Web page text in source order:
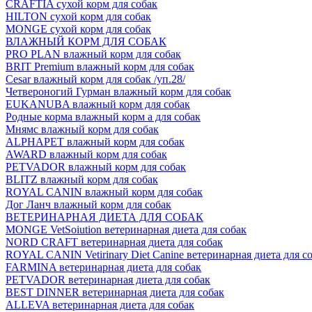
CRAFTIA сухой корм для собак
HILTON сухой корм для собак
MONGE сухой корм для собак
ВЛАЖНЫЙ КОРМ ДЛЯ СОБАК
PRO PLAN влажный корм для собак
BRIT Premium влажный корм для собак
Cesar влажный корм для собак /уп.28/
Четвероногий Гурман влажный корм для собак
EUKANUBA влажный корм для собак
Родные корма влажный корм а для собак
Мнямс влажный корм для собак
ALPHAPET влажный корм для собак
AWARD влажный корм для собак
PETVADOR влажный корм для собак
BLITZ влажный корм для собак
ROYAL CANIN влажный корм для собак
Дог Ланч влажный корм для собак
ВЕТЕРИНАРНАЯ ДИЕТА ДЛЯ СОБАК
MONGE VetSoiution ветеринарная диета для собак
NORD CRAFT ветеринарная диета для собак
ROYAL CANIN Vetirinary Diet Canine ветеринарная диета для
FARMINA ветеринарная диета для собак
PETVADOR ветеринарная диета для собак
BEST DINNER ветеринарная диета для собак
ALLEVA ветеринарная диета для собак